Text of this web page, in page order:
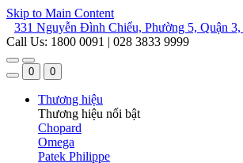
Skip to Main Content
331 Nguyễn Đình Chiểu, Phường 5, Quận
Call Us: 1800 0091 | 028 3833 9999
0 0
Thương hiệu
Thương hiệu nổi bật
Chopard
Omega
Patek Philippe